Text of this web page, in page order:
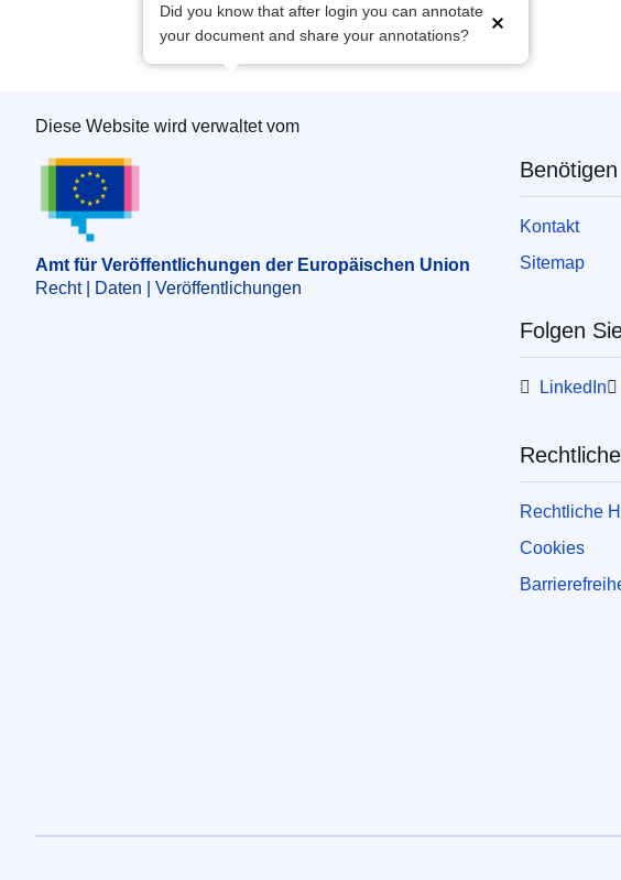
Did you know that after login you can annotate
your document and share your annotations?
Amt für Veröffentlichungen der Europäischen Union
Diese Website wird verwaltet vom
Amt für Veröffentlichungen der Europäischen Union
Recht | Daten | Veröffentlichungen
Kontakt
Sitemap
Folgen
LinkedIn
Rechtliche
Cookies